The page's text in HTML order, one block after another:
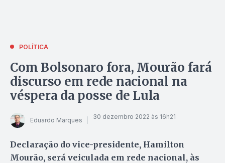
POLÍTICA
Com Bolsonaro fora, Mourão fará
discurso em rede nacional na
véspera da posse de Lula
Eduardo Marques 30 dezembro 2022 às 16h21
Declaração do vice-presidente, Hamilton
Mourão, será veiculada em rede nacional, às